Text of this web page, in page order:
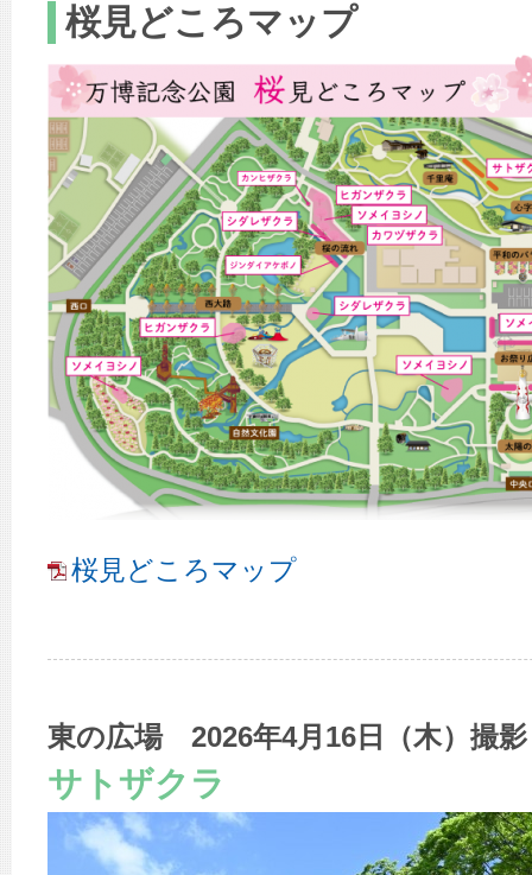
桜見どころマップ
桜見どころマップ
東の広場 2026年4月16日（木）撮影
サトザクラ